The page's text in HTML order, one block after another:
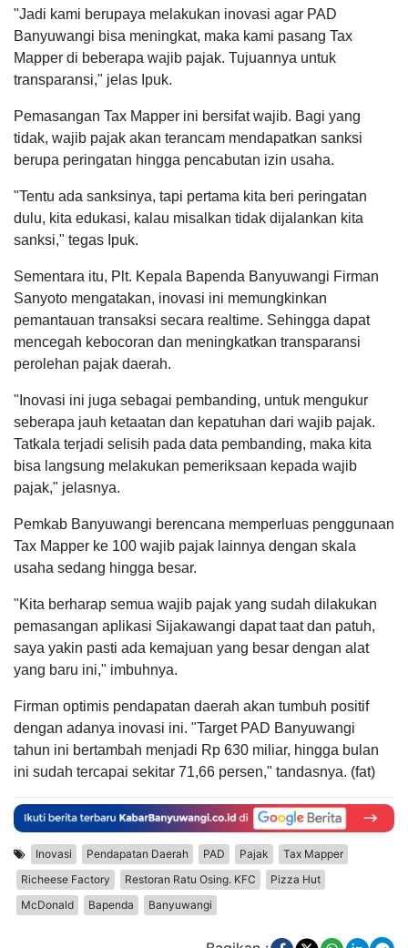
"Jadi kami berupaya melakukan inovasi agar PAD
Banyuwangi bisa meningkat, maka kami pasang Tax
Mapper di beberapa wajib pajak. Tujuannya untuk
transparansi," jelas Ipuk.
Pemasangan Tax Mapper ini bersifat wajib. Bagi yang
tidak, wajib pajak akan terancam mendapatkan sanksi
berupa peringatan hingga pencabutan izin usaha.
"Tentu ada sanksinya, tapi pertama kita beri peringatan
dulu, kita edukasi, kalau misalkan tidak dijalankan kita
sanksi," tegas Ipuk.
Sementara itu, Plt. Kepala Bapenda Banyuwangi Firman
Sanyoto mengatakan, inovasi ini memungkinkan
pemantauan transaksi secara realtime. Sehingga dapat
mencegah kebocoran dan meningkatkan transparansi
perolehan pajak daerah.
"Inovasi ini juga sebagai pembanding, untuk mengukur
seberapa jauh ketaatan dan kepatuhan dari wajib pajak.
Tatkala terjadi selisih pada data pembanding, maka kita
bisa langsung melakukan pemeriksaan kepada wajib
pajak," jelasnya.
Pemkab Banyuwangi berencana memperluas penggunaan
Tax Mapper ke 100 wajib pajak lainnya dengan skala
usaha sedang hingga besar.
"Kita berharap semua wajib pajak yang sudah dilakukan
pemasangan aplikasi Sijakawangi dapat taat dan patuh,
saya yakin pasti ada kemajuan yang besar dengan alat
yang baru ini," imbuhnya.
Firman optimis pendapatan daerah akan tumbuh positif
dengan adanya inovasi ini. "Target PAD Banyuwangi
tahun ini bertambah menjadi Rp 630 miliar, hingga bulan
ini sudah tercapai sekitar 71,66 persen," tandasnya. (fat)
Inovasi Pendapatan Daerah PAD Pajak
Tax Mapper
Richeese Factory
Restoran Ratu Osing. KFC
Pizza Hut
McDonald
Bapenda Banyuwangi